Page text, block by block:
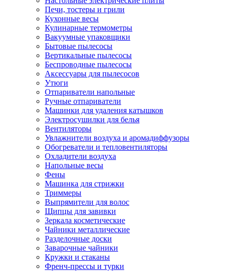
Печи, тостеры и грили
Кухонные весы
Кулинарные термометры
Вакуумные упаковщики
Бытовые пылесосы
Вертикальные пылесосы
Беспроводные пылесосы
Аксессуары для пылесосов
Утюги
Отпариватели напольные
Ручные отпариватели
Машинки для удаления катышков
Электросушилки для белья
Вентиляторы
Увлажнители воздуха и аромадиффузоры
Обогреватели и тепловентиляторы
Охладители воздуха
Напольные весы
Фены
Машинка для стрижки
Триммеры
Выпрямители для волос
Щипцы для завивки
Зеркала косметические
Чайники металлические
Разделочные доски
Заварочные чайники
Кружки и стаканы
Френч-прессы и турки